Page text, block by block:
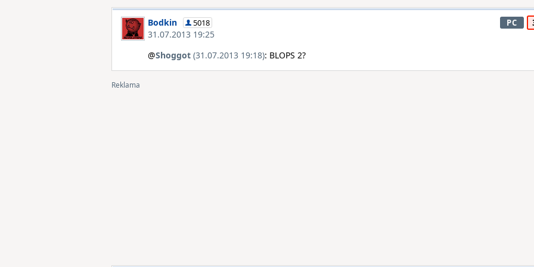
Bodkin 5018
31.07.2013 19:25
PC
@Shoggot (31.07.2013 19:18): BLOPS 2?